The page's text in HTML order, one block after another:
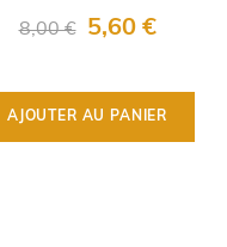
8,00 € 5,60 €
AJOUTER AU PANIER